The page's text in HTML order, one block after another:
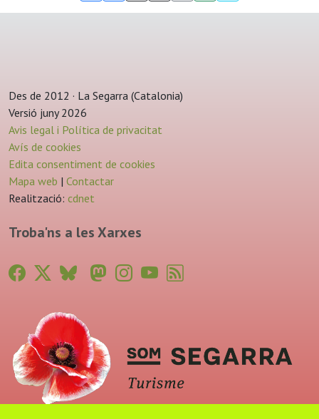
Des de 2012 · La Segarra (Catalonia)
Versió juny 2026
Avis legal i Política de privacitat
Avís de cookies
Edita consentiment de cookies
Mapa web | Contactar
Realització: cdnet
Troba'ns a les Xarxes